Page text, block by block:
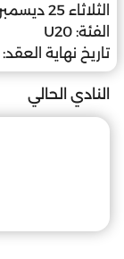
الثلاثاء 25 ديسمبر 2007
الفئة: U20
تاريخ نهاية العقد:
النادي الحالي